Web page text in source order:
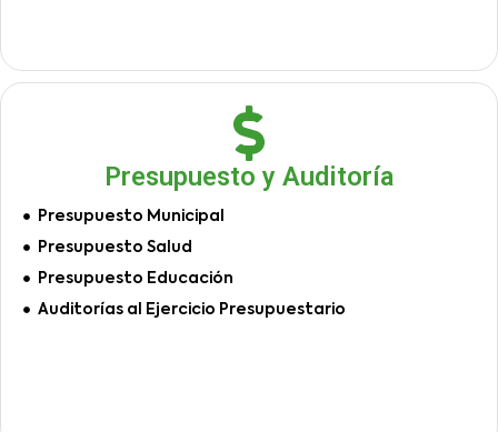
Presupuesto y Auditoría
Presupuesto Municipal
Presupuesto Salud
Presupuesto Educación
Auditorías al Ejercicio Presupuestario